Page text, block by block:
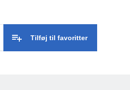
Tilføj til favoritter